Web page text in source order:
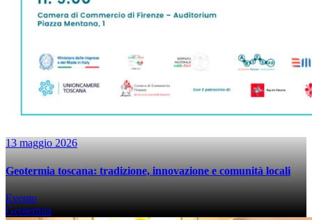
13 maggio 2026
Geotermia toscana: tradizione, innovazione e comunità locali
Evento
Geotermia